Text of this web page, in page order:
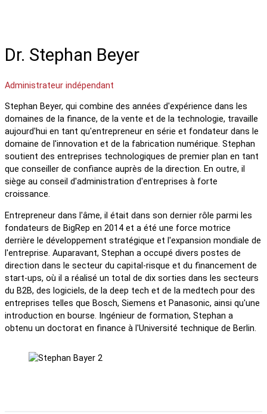
Dr. Stephan Beyer
Administrateur indépendant
Stephan Beyer, qui combine des années d'expérience dans les
domaines de la finance, de la vente et de la technologie, travaille
aujourd'hui en tant qu'entrepreneur en série et fondateur dans le
domaine de l'innovation et de la fabrication numérique. Stephan
soutient des entreprises technologiques de premier plan en tant
que conseiller de confiance auprès de la direction. En outre, il
siège au conseil d'administration d'entreprises à forte
croissance.
Entrepreneur dans l'âme, il était dans son dernier rôle parmi les
fondateurs de BigRep en 2014 et a été une force motrice
derrière le développement stratégique et l'expansion mondiale de
l'entreprise. Auparavant, Stephan a occupé divers postes de
direction dans le secteur du capital-risque et du financement de
start-ups, où il a réalisé un total de dix sorties dans les secteurs
du B2B, des logiciels, de la deep tech et de la medtech pour des
entreprises telles que Bosch, Siemens et Panasonic, ainsi qu'une
introduction en bourse. Ingénieur de formation, Stephan a
obtenu un doctorat en finance à l'Université technique de Berlin.